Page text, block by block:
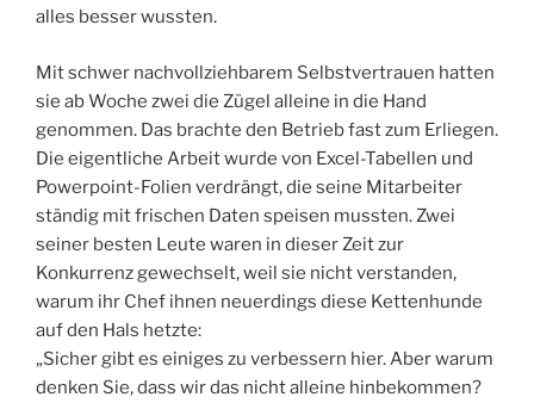
alles besser wussten.
Mit schwer nachvollziehbarem Selbstvertrauen hatten
sie ab Woche zwei die Zügel alleine in die Hand
genommen. Das brachte den Betrieb fast zum Erliegen.
Die eigentliche Arbeit wurde von Excel-Tabellen und
Powerpoint-Folien verdrängt, die seine Mitarbeiter
ständig mit frischen Daten speisen mussten. Zwei
seiner besten Leute waren in dieser Zeit zur
Konkurrenz gewechselt, weil sie nicht verstanden,
warum ihr Chef ihnen neuerdings diese Kettenhunde
auf den Hals hetzte:
„Sicher gibt es einiges zu verbessern hier. Aber warum
denken Sie, dass wir das nicht alleine hinbekommen?